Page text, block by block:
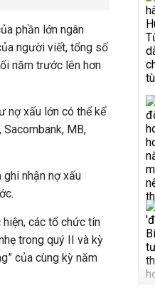
phần lớn ngân
người viết, tổng số
năm trước lên hơn
nợ xấu lớn có thể kể
Sacombank, MB,
nhận nợ xấu
các tổ chức tín
trong quý II và kỳ
của cùng kỳ năm